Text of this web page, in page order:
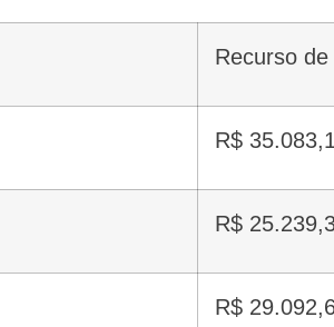
Recurso
R$
R$
R$